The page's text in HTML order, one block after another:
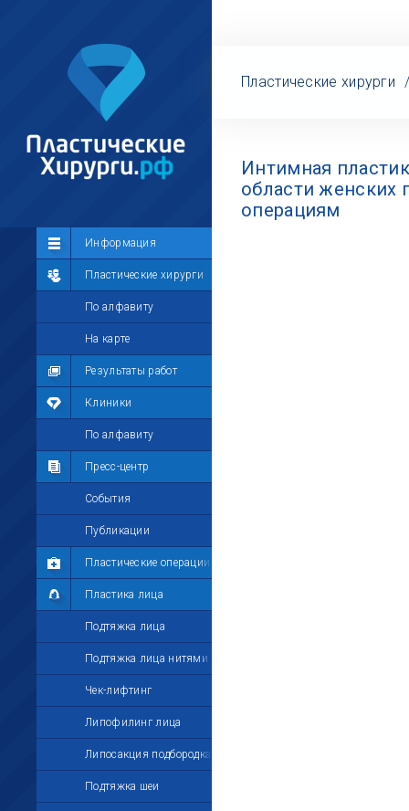
Информация
Пластические хирурги
По алфавиту
На карте
Результаты работ
Клиники
По алфавиту
Пресс-центр
События
Публикации
Пластические операции
Пластика лица
Подтяжка лица
Подтяжка лица нитями
Чек-лифтинг
Липофилинг лица
Липосакция подбородка
Подтяжка шеи
Сообщество
Лента
Участники
Мой профиль
Мои сообщения
Мои фотографии
Мои комментарии
Мои друзья
Моё избранное
Мои настройки
Пластические хирурги
Интимная
области женских
операциям